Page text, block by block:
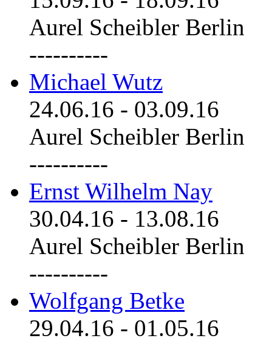
Aurel Scheibler Berlin
----------
Michael Wutz
24.06.16 - 03.09.16
Aurel Scheibler Berlin
----------
Ernst Wilhelm Nay
30.04.16 - 13.08.16
Aurel Scheibler Berlin
----------
Wolfgang Betke
29.04.16 - 01.05.16